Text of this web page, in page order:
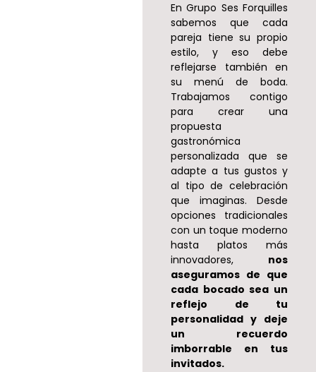
En Grupo Ses Forquilles
sabemos que cada
pareja tiene su propio
estilo, y eso debe
reflejarse también en
su menú de boda.
Trabajamos contigo
para crear una
propuesta
gastronómica
personalizada que se
adapte a tus gustos y
al tipo de celebración
que imaginas. Desde
opciones tradicionales
con un toque moderno
hasta platos más
innovadores, nos
aseguramos de que
cada bocado sea un
reflejo de tu
personalidad y deje
un recuerdo
imborrable en tus
invitados.